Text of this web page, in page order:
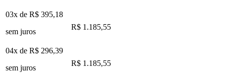
03x de R$ 395,18
sem juros
R$ 1.185,55
04x de R$ 296,39
sem juros
R$ 1.185,55